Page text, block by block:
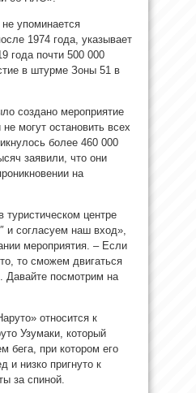
упоминается
1974 года, указывает
года почти 500 000
в штурме Зоны 51 в
создано мероприятие
могут остановить всех
более 460 000
заявили, что они
на
центре
и согласуем наш вход»,
мероприятия. – Если
то сможем двигаться
Давайте посмотрим на
относится к
Узумаки, который
бега, при котором его
и низко пригнуто к
за спиной.